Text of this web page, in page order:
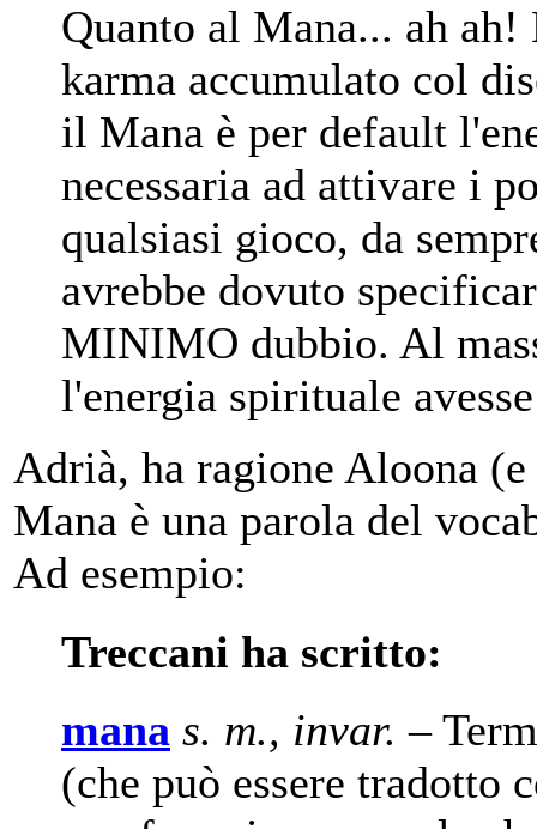
Quanto al Mana... ah
karma accumulato col
il Mana è per default
necessaria ad attivare i
qualsiasi gioco, da
avrebbe dovuto
MINIMO dubbio. Al
l'energia spirituale
Adrià, ha ragione Aloona
Mana è una parola del
Ad esempio:
Treccani ha scritto:
mana s. m., invar.–
(che può essere tradotto